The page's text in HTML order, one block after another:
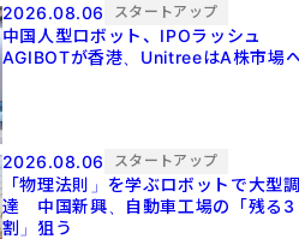
2026.08.06 スタートアップ
中国人型ロボット、IPOラッシュ
AGIBOTが香港、UnitreeはA株市場
2026.08.06 スタートアップ
「物理法則」を学ぶロボットで大型
達 中国新興、自動車工場の「残る3
割」狙う